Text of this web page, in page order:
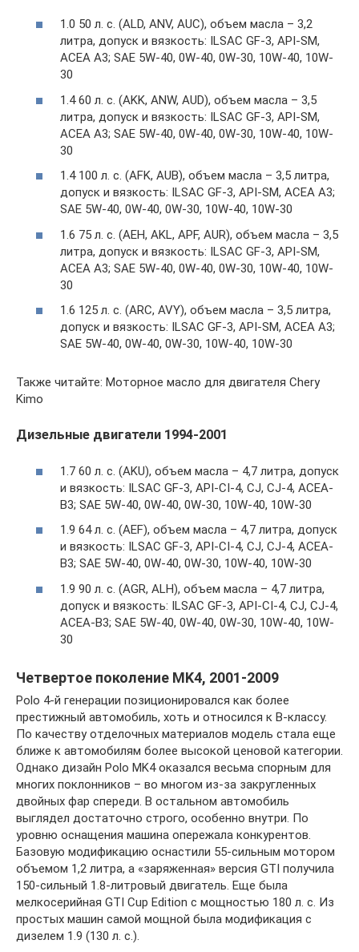
1.0 50 л. с. (ALD, ANV, AUC), объем масла – 3,2
литра, допуск и вязкость: ILSAC GF-3, API-SM,
ACEA A3; SAE 5W-40, 0W-40, 0W-30, 10W-40, 10W-
30
1.4 60 л. с. (AKK, ANW, AUD), объем масла – 3,5
литра, допуск и вязкость: ILSAC GF-3, API-SM,
ACEA A3; SAE 5W-40, 0W-40, 0W-30, 10W-40, 10W-
30
1.4 100 л. с. (AFK, AUB), объем масла – 3,5 литра,
допуск и вязкость: ILSAC GF-3, API-SM, ACEA A3;
SAE 5W-40, 0W-40, 0W-30, 10W-40, 10W-30
1.6 75 л. с. (AEH, AKL, APF, AUR), объем масла – 3,5
литра, допуск и вязкость: ILSAC GF-3, API-SM,
ACEA A3; SAE 5W-40, 0W-40, 0W-30, 10W-40, 10W-
30
1.6 125 л. с. (ARC, AVY), объем масла – 3,5 литра,
допуск и вязкость: ILSAC GF-3, API-SM, ACEA A3;
SAE 5W-40, 0W-40, 0W-30, 10W-40, 10W-30
Также читайте: Моторное масло для двигателя Chery
Kimo
Дизельные двигатели 1994-2001
1.7 60 л. с. (AKU), объем масла – 4,7 литра, допуск
и вязкость: ILSAC GF-3, API-CI-4, CJ, CJ-4, ACEA-
B3; SAE 5W-40, 0W-40, 0W-30, 10W-40, 10W-30
1.9 64 л. с. (AEF), объем масла – 4,7 литра, допуск
и вязкость: ILSAC GF-3, API-CI-4, CJ, CJ-4, ACEA-
B3; SAE 5W-40, 0W-40, 0W-30, 10W-40, 10W-30
1.9 90 л. с. (AGR, ALH), объем масла – 4,7 литра,
допуск и вязкость: ILSAC GF-3, API-CI-4, CJ, CJ-4,
ACEA-B3; SAE 5W-40, 0W-40, 0W-30, 10W-40, 10W-
30
Четвертое поколение MK4, 2001-2009
Polo 4-й генерации позиционировался как более
престижный автомобиль, хоть и относился к В-классу.
По качеству отделочных материалов модель стала еще
ближе к автомобилям более высокой ценовой категории.
Однако дизайн Polo MK4 оказался весьма спорным для
многих поклонников – во многом из-за закругленных
двойных фар спереди. В остальном автомобиль
выглядел достаточно строго, особенно внутри. По
уровню оснащения машина опережала конкурентов.
Базовую модификацию оснастили 55-сильным мотором
объемом 1,2 литра, а «заряженная» версия GTI получила
150-сильный 1.8-литровый двигатель. Еще была
мелкосерийная GTI Cup Edition с мощностью 180 л. с. Из
простых машин самой мощной была модификация с
дизелем 1.9 (130 л. с.).